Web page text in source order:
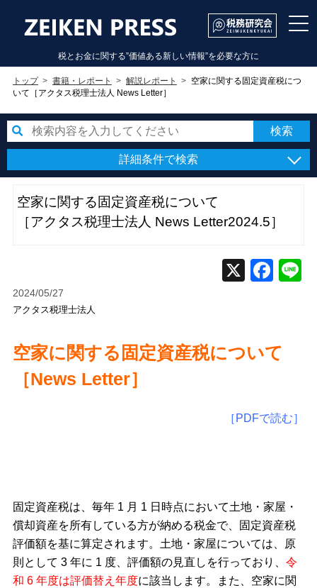
税とお金に関する”価値ある新しい情報”を必要な方に
トップ 書籍・レポート 解説レポート
空家に関する固定資産税につ
いて［アクタス税理士法人 News Letter］
詳細条件で検索
空家に関する固定資産税について
［アクタス税理士法人 News Letter2024.5］
2024/05/27
アクタス税理士法人
空家に関する固定資産税について
［News Letter］
［PDFで読む］
固定資産税は、毎年 1 月 1 日時点において土地・家屋・
償却資産を所有している方が納める税金で、固定資産税
評価額を基に算定されます。土地・家屋については、原
則として 3 年に 1 度、評価額の見直しを行っており、 令
和 6 年度は評価替え年度に該当します。また、空家に関